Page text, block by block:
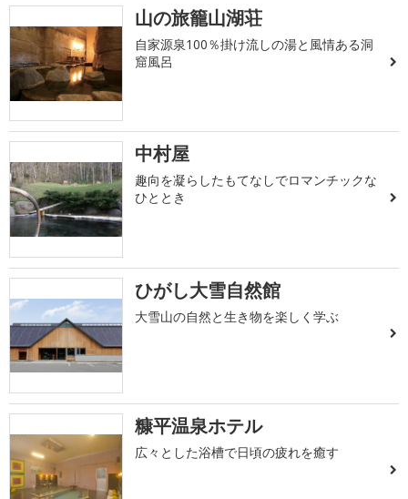
山の旅籠山湖荘
自家源泉100％掛け流しの湯と風情ある洞
窟風呂
中村屋
趣向を凝らしたもてなしでロマンチックな
ひととき
ひがし大雪自然館
大雪山の自然と生き物を楽しく学ぶ
糠平温泉ホテル
広々とした浴槽で日頃の疲れを癒す